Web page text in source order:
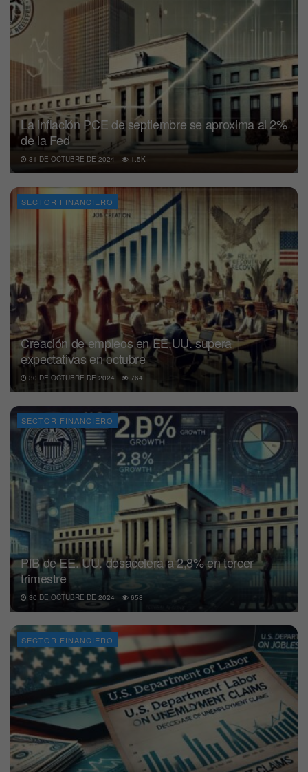
La inflación PCE de septiembre se aproxima al 2%
de la Fed
31 DE OCTUBRE DE 2024 1.5K
SECTOR FINANCIERO
Creación de empleos en EE.UU. supera
expectativas en octubre
30 DE OCTUBRE DE 2024 764
SECTOR FINANCIERO
PIB de EE. UU. desacelera a 2,8% en tercer
trimestre
30 DE OCTUBRE DE 2024 658
SECTOR FINANCIERO